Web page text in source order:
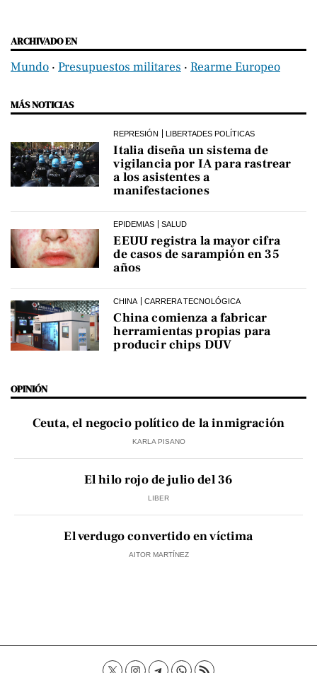
ARCHIVADO EN
Mundo ‧ Presupuestos militares ‧ Rearme Europeo
MÁS NOTICIAS
REPRESIÓN LIBERTADES POLÍTICAS
Italia diseña un sistema de
vigilancia por IA para rastrear
a los asistentes a
manifestaciones
EPIDEMIAS SALUD
EEUU registra la mayor cifra
de casos de sarampión en 35
años
CHINA CARRERA TECNOLÓGICA
China comienza a fabricar
herramientas propias para
producir chips DUV
OPINIÓN
Ceuta, el negocio político de la inmigración
KARLA PISANO
El hilo rojo de julio del 36
LIBER
El verdugo convertido en víctima
AITOR MARTÍNEZ